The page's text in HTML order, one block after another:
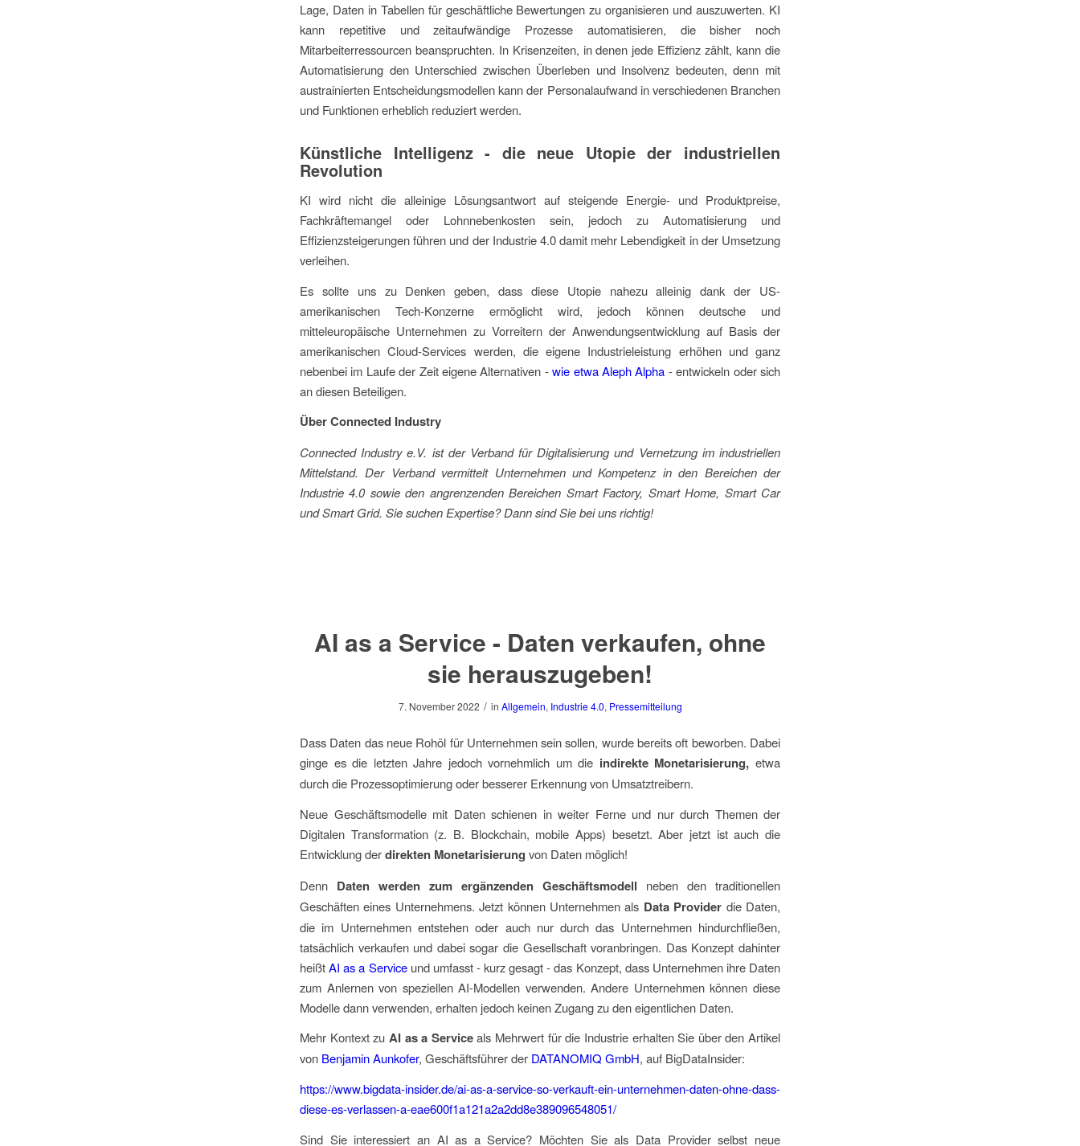
Lage, Daten in Tabellen für geschäftliche Bewertungen zu organisieren und auszuwerten. KI
kann repetitive und zeitaufwändige Prozesse automatisieren, die bisher noch
Mitarbeiterressourcen beanspruchten. In Krisenzeiten, in denen jede Effizienz zählt, kann die
Automatisierung den Unterschied zwischen Überleben und Insolvenz bedeuten, denn mit
austrainierten Entscheidungsmodellen kann der Personalaufwand in verschiedenen Branchen
und Funktionen erheblich reduziert werden.
Künstliche Intelligenz - die neue Utopie der industriellen
Revolution
KI wird nicht die alleinige Lösungsantwort auf steigende Energie- und Produktpreise,
Fachkräftemangel oder Lohnnebenkosten sein, jedoch zu Automatisierung und
Effizienzsteigerungen führen und der Industrie 4.0 damit mehr Lebendigkeit in der Umsetzung
verleihen.
Es sollte uns zu Denken geben, dass diese Utopie nahezu alleinig dank der US-
amerikanischen Tech-Konzerne ermöglicht wird, jedoch können deutsche und
mitteleuropäische Unternehmen zu Vorreitern der Anwendungsentwicklung auf Basis der
amerikanischen Cloud-Services werden, die eigene Industrieleistung erhöhen und ganz
nebenbei im Laufe der Zeit eigene Alternativen -wie etwa Aleph Alpha - entwickeln oder sich
an diesen Beteiligen.
Über Connected Industry
Connected Industry e.V. ist der Verband für Digitalisierung und Vernetzung im industriellen
Mittelstand. Der Verband vermittelt Unternehmen und Kompetenz in den Bereichen der
Industrie 4.0 sowie den angrenzenden Bereichen Smart Factory, Smart Home, Smart Car
und Smart Grid. Sie suchen Expertise? Dann sind Sie bei uns richtig!
AI as a Service - Daten verkaufen, ohne
sie herauszugeben!
7. November 2022 / in Allgemein, Industrie 4.0, Pressemitteilung
Dass Daten das neue Rohöl für Unternehmen sein sollen, wurde bereits oft beworben. Dabei
ginge es die letzten Jahre jedoch vornehmlich um die indirekte Monetarisierung,etwa
durch die Prozessoptimierung oder besserer Erkennung von Umsatztreibern.
Neue Geschäftsmodelle mit Daten schienen in weiter Ferne und nur durch Themen der
Digitalen Transformation (z. B. Blockchain, mobile Apps) besetzt. Aber jetzt ist auch die
Entwicklung derdirekten Monetarisierung von Daten möglich!
Denn Daten werden zum ergänzenden Geschäftsmodell neben den traditionellen
Geschäften eines Unternehmens. Jetzt können Unternehmen als Data Provider die Daten,
die im Unternehmen entstehen oder auch nur durch das Unternehmen hindurchfließen,
tatsächlich verkaufen und dabei sogar die Gesellschaft voranbringen. Das Konzept dahinter
heißtAI as a Serviceund umfasst - kurz gesagt - das Konzept, dass Unternehmen ihre Daten
zum Anlernen von speziellen AI-Modellen verwenden. Andere Unternehmen können diese
Modelle dann verwenden, erhalten jedoch keinen Zugang zu den eigentlichen Daten.
Mehr Kontext zu AI as a Serviceals Mehrwert für die Industrie erhalten Sie über den Artikel
von Benjamin Aunkofer, Geschäftsführer der DATANOMIQ GmbH, auf BigDataInsider:
https://www.bigdata-insider.de/ai-as-a-service-so-verkauft-ein-unternehmen-daten-ohne-dass-
diese-es-verlassen-a-eae600f1a121a2a2dd8e389096548051/
Sind Sie interessiert an AI as a Service? Möchten Sie als Data Provider selbst neue